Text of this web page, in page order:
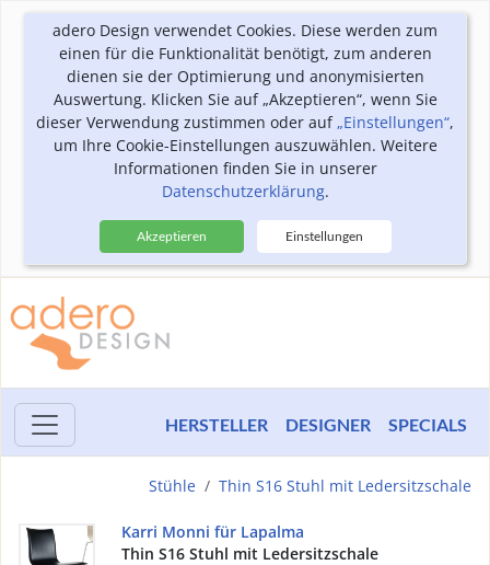
adero Design verwendet Cookies. Diese werden zum
einen für die Funktionalität benötigt, zum anderen
dienen sie der Optimierung und anonymisierten
Auswertung. Klicken Sie auf „Akzeptieren“, wenn Sie
dieser Verwendung zustimmen oder auf„Einstellungen“,
um Ihre Cookie-Einstellungen auszuwählen. Weitere
Informationen finden Sie in unserer
Datenschutzerklärung.
Akzeptieren Einstellungen
HERSTELLER DESIGNER SPECIALS
Stühle Thin S16 Stuhl mit Ledersitzschale
Karri Monni für Lapalma
Thin S16 Stuhl mit Ledersitzschale